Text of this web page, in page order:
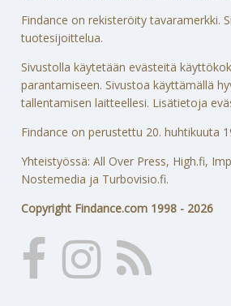
Findance on rekisteröity tavaramerkki.
tuotesijoittelua.
Sivustolla käytetään evästeitä
parantamiseen. Sivustoa käyttämällä
tallentamisen laitteellesi. Lisätietoja
Findance on perustettu 20. huhtikuuta
Yhteistyössä: All Over Press, High.fi,
Nostemedia ja Turbovisio.fi.
Copyright Findance.com 1998 - 2026